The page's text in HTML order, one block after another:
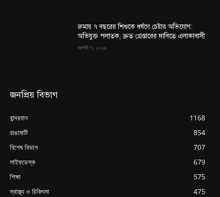
রুমায় ৭ বছরের শিশুকে ধর্ষণে চেষ্টার অভিযোগ:
অভিযুক্ত পলাতক, দ্রুত গ্রেপ্তারের দাবিতে এলাকাবাসী
আগস্ট ৭, ২০২৬
জনপ্রিয় বিভাগ
বান্দরবান
1168
রাঙামাটি
854
বিশেষ বিভাগ
707
লাইফডেস্ক
679
শিক্ষা
575
স্বাস্থ্য ও চিকিৎসা
475